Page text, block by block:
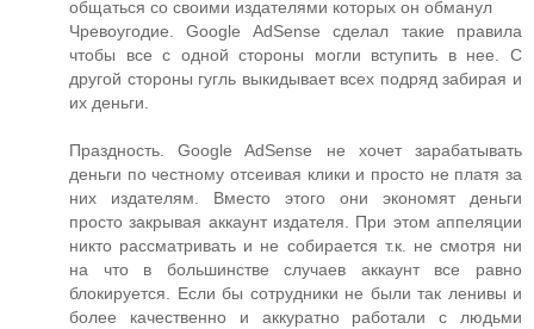
общаться со своими издателями которых он обманул
Чревоугодие. Google AdSense сделал такие правила
чтобы все с одной стороны могли вступить в нее. С
другой стороны гугль выкидывает всех подряд забирая и
их деньги.
Праздность. Google AdSense не хочет зарабатывать
деньги по честному отсеивая клики и просто не платя за
них издателям. Вместо этого они экономят деньги
просто закрывая аккаунт издателя. При этом аппеляции
никто рассматривать и не собирается т.к. не смотря ни
на что в большинстве случаев аккаунт все равно
блокируется. Если бы сотрудники не были так ленивы и
более качественно и аккуратно работали с людьми